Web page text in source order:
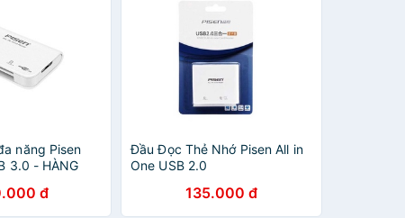
năng Pisen
3.0 - HÀNG
đ
Đầu Đọc Thẻ Nhớ Pisen All in
One USB 2.0
135.000 đ